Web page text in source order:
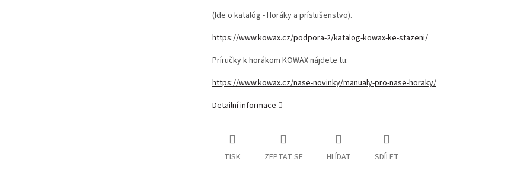
(Ide o katalóg - Horáky a príslušenstvo).
https://www.kowax.cz/podpora-2/katalog-kowax-ke-stazeni/
Príručky k horákom KOWAX nájdete tu:
https://www.kowax.cz/nase-novinky/manualy-pro-nase-horaky/
Detailní informace
TISK ZEPTAT SE HLÍDAT SDÍLET